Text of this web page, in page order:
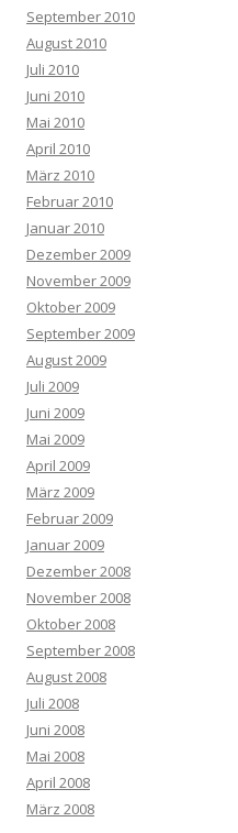
September 2010
August 2010
Juli 2010
Juni 2010
Mai 2010
April 2010
März 2010
Februar 2010
Januar 2010
Dezember 2009
November 2009
Oktober 2009
September 2009
August 2009
Juli 2009
Juni 2009
Mai 2009
April 2009
März 2009
Februar 2009
Januar 2009
Dezember 2008
November 2008
Oktober 2008
September 2008
August 2008
Juli 2008
Juni 2008
Mai 2008
April 2008
März 2008